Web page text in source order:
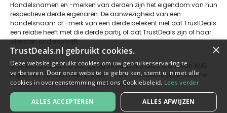
Handelsnamen en -merken van derden zijn het eigendom van hun
respectieve derde eigenaren. De aanwezigheid van een
handelsnaam of -merk van een derde betekent niet dat TrustDeals
een relatie heeft met die derde partij, of dat TrustDeals zijn of haar
diensten onderschrijft.
© 2026 TrustDeals is een geregistreerde handelsnaam van AMS
Digital B.V. te Oud Laren 1, 1251BL, Laren - handelsregisternummer
80264174 - btw-nummer NL861609360B01
×
TrustDeals.nl gebruikt cookies.
Deze website gebruikt cookies om uw gebruikerservaring te
verbeteren. Door onze website te gebruiken, stemt u in met alle
cookies in overeenstemming met ons Cookiebeleid. Lees verder
ALLES ACCEPTEREN ALLES AFWIJZEN